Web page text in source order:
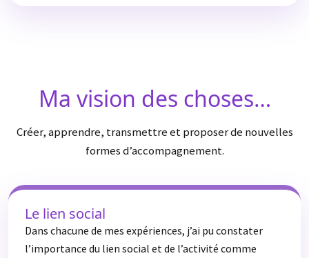
Ma vision des choses…
Créer, apprendre, transmettre et proposer de nouvelles
formes d’accompagnement.
Le lien social
Dans chacune de mes expériences, j’ai pu constater
l’importance du lien social et de l’activité comme